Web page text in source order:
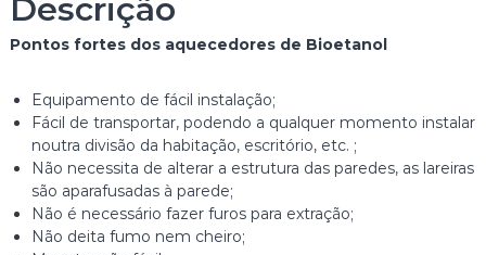
L
R
R
D
P
A
Descrição
Pontos fortes dos aquecedores de Bioetanol
Equipamento de fácil instalação;
Fácil de transportar, podendo a qualquer momento instalar
noutra divisão da habitação, escritório, etc. ;
Não necessita de alterar a estrutura das paredes, as lareiras
são aparafusadas à parede;
Não é necessário fazer furos para extração;
Não deita fumo nem cheiro;